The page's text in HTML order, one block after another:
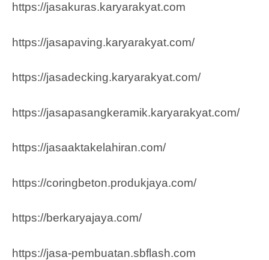
https://jasakuras.karyarakyat.com
https://jasapaving.karyarakyat.com/
https://jasadecking.karyarakyat.com/
https://jasapasangkeramik.karyarakyat.com/
https://jasaaktakelahiran.com/
https://coringbeton.produkjaya.com/
https://berkaryajaya.com/
https://jasa-pembuatan.sbflash.com